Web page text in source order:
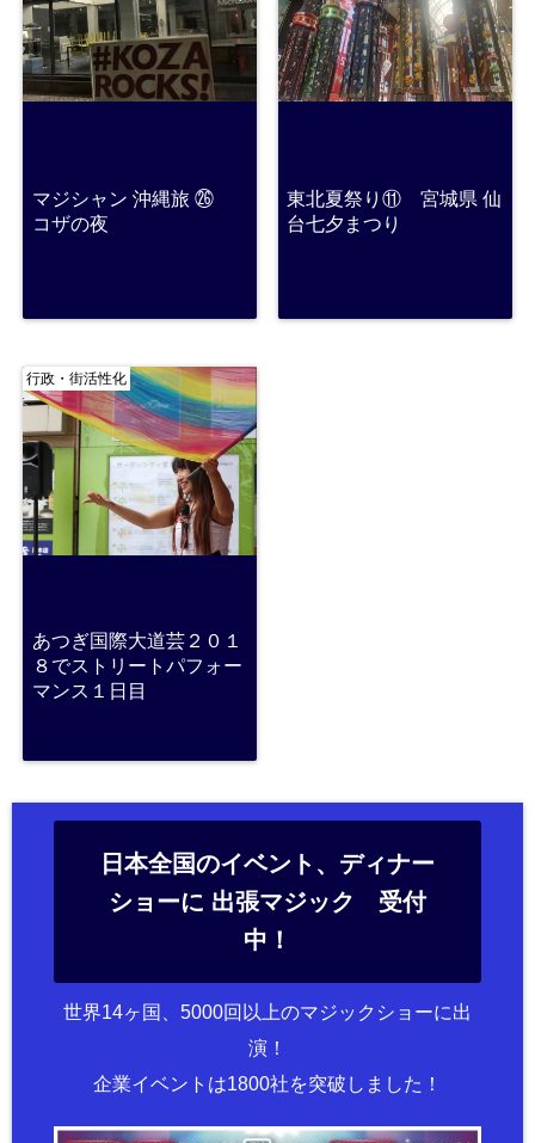
マジシャン 沖縄旅 ㉖
コザの夜
東北夏祭り⑪ 宮城県 仙
台七夕まつり
行政・街活性化
あつぎ国際大道芸２０１
８でストリートパフォー
マンス１日目
日本全国のイベント、ディナー
ショーに 出張マジック 受付
中！
世界14ヶ国、5000回以上のマジックショーに出
演！
企業イベントは1800社を突破しました！